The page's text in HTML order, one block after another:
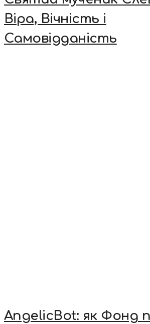
Віра, Вічність і
Самовідданість
AngelicBot: як Фонд